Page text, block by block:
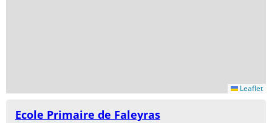
Leaflet
Ecole Primaire de Faleyras